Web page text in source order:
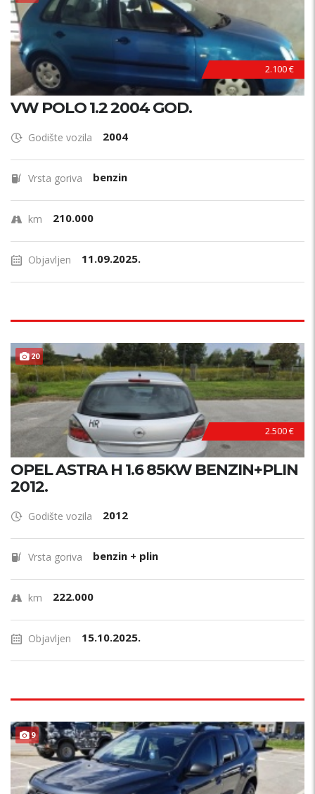
2.100 €
VW POLO 1.2 2004 GOD.
Godište vozila 2004
Vrsta goriva benzin
km 210.000
Objavljen 11.09.2025.
20
2.500 €
OPEL ASTRA H 1.6 85KW BENZIN+PLIN
2012.
Godište vozila 2012
Vrsta goriva benzin + plin
km 222.000
Objavljen 15.10.2025.
9